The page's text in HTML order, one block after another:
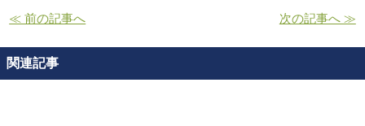
≪ 前の記事へ 次の記事へ ≫
関連記事